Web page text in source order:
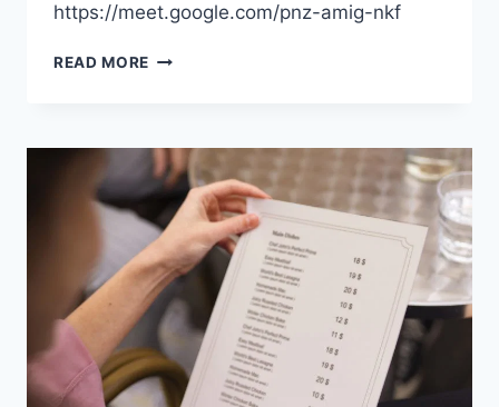
https://meet.google.com/pnz-amig-nkf
READ MORE WEBINAR
RESTAURANTES